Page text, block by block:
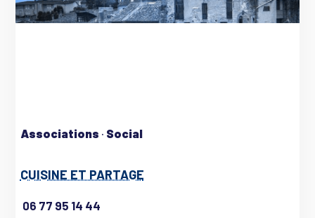
Associations · Social
CUISINE ET PARTAGE
06 77 95 14 44